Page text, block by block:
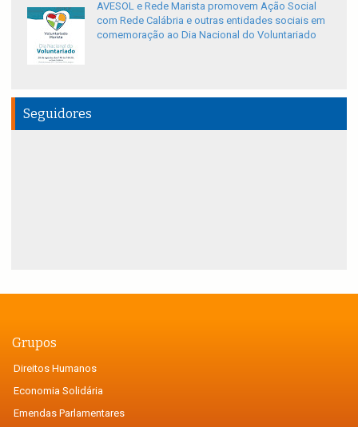
AVESOL e Rede Marista promovem Ação Social
com Rede Calábria e outras entidades sociais em
comemoração ao Dia Nacional do Voluntariado
Seguidores
Grupos
Direitos Humanos
Economia Solidária
Emendas Parlamentares